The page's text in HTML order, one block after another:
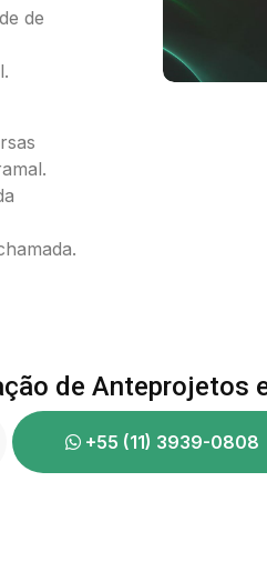
de
de Anteprojetos
+55 (11) 3939-0808